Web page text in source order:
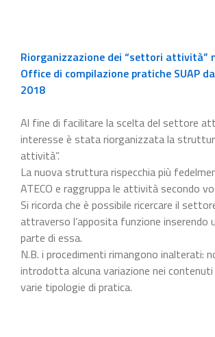
Riorganizzazione dei “settori attività”
Office di compilazione pratiche SUAP
2018
Al fine di facilitare la scelta del settore
interesse è stata riorganizzata la
attività”.
La nuova struttura rispecchia più
ATECO e raggruppa le attività secondo
Si ricorda che è possibile ricercare il
attraverso l’apposita funzione inserendo
parte di essa.
N.B. i procedimenti rimangono inalterati:
introdotta alcuna variazione nei
varie tipologie di pratica.